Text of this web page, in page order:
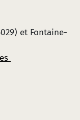
et Fontaine-